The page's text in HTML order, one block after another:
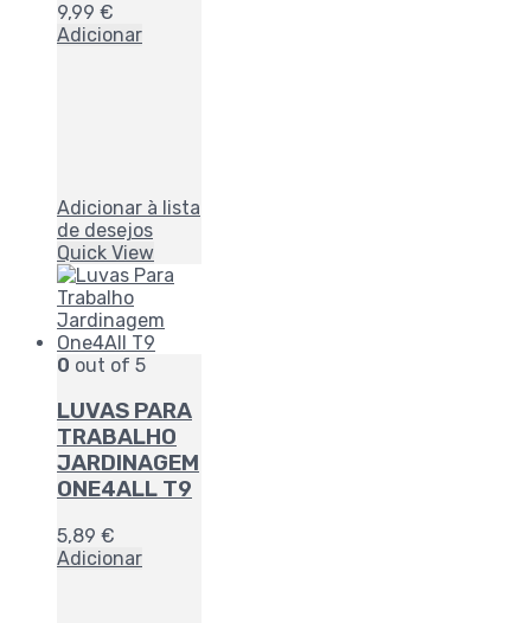
9,99 €
Adicionar
Adicionar à lista
de desejos
Quick View
0 out of 5
LUVAS PARA
TRABALHO
JARDINAGEM
ONE4ALL T9
5,89 €
Adicionar